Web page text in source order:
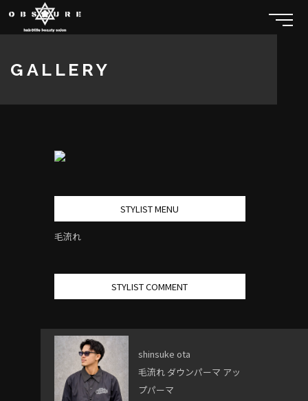
GALLERY
STYLIST MENU
毛流れ
STYLIST COMMENT
shinsuke ota
毛流れ ダウンパーマ アッ
プパーマ